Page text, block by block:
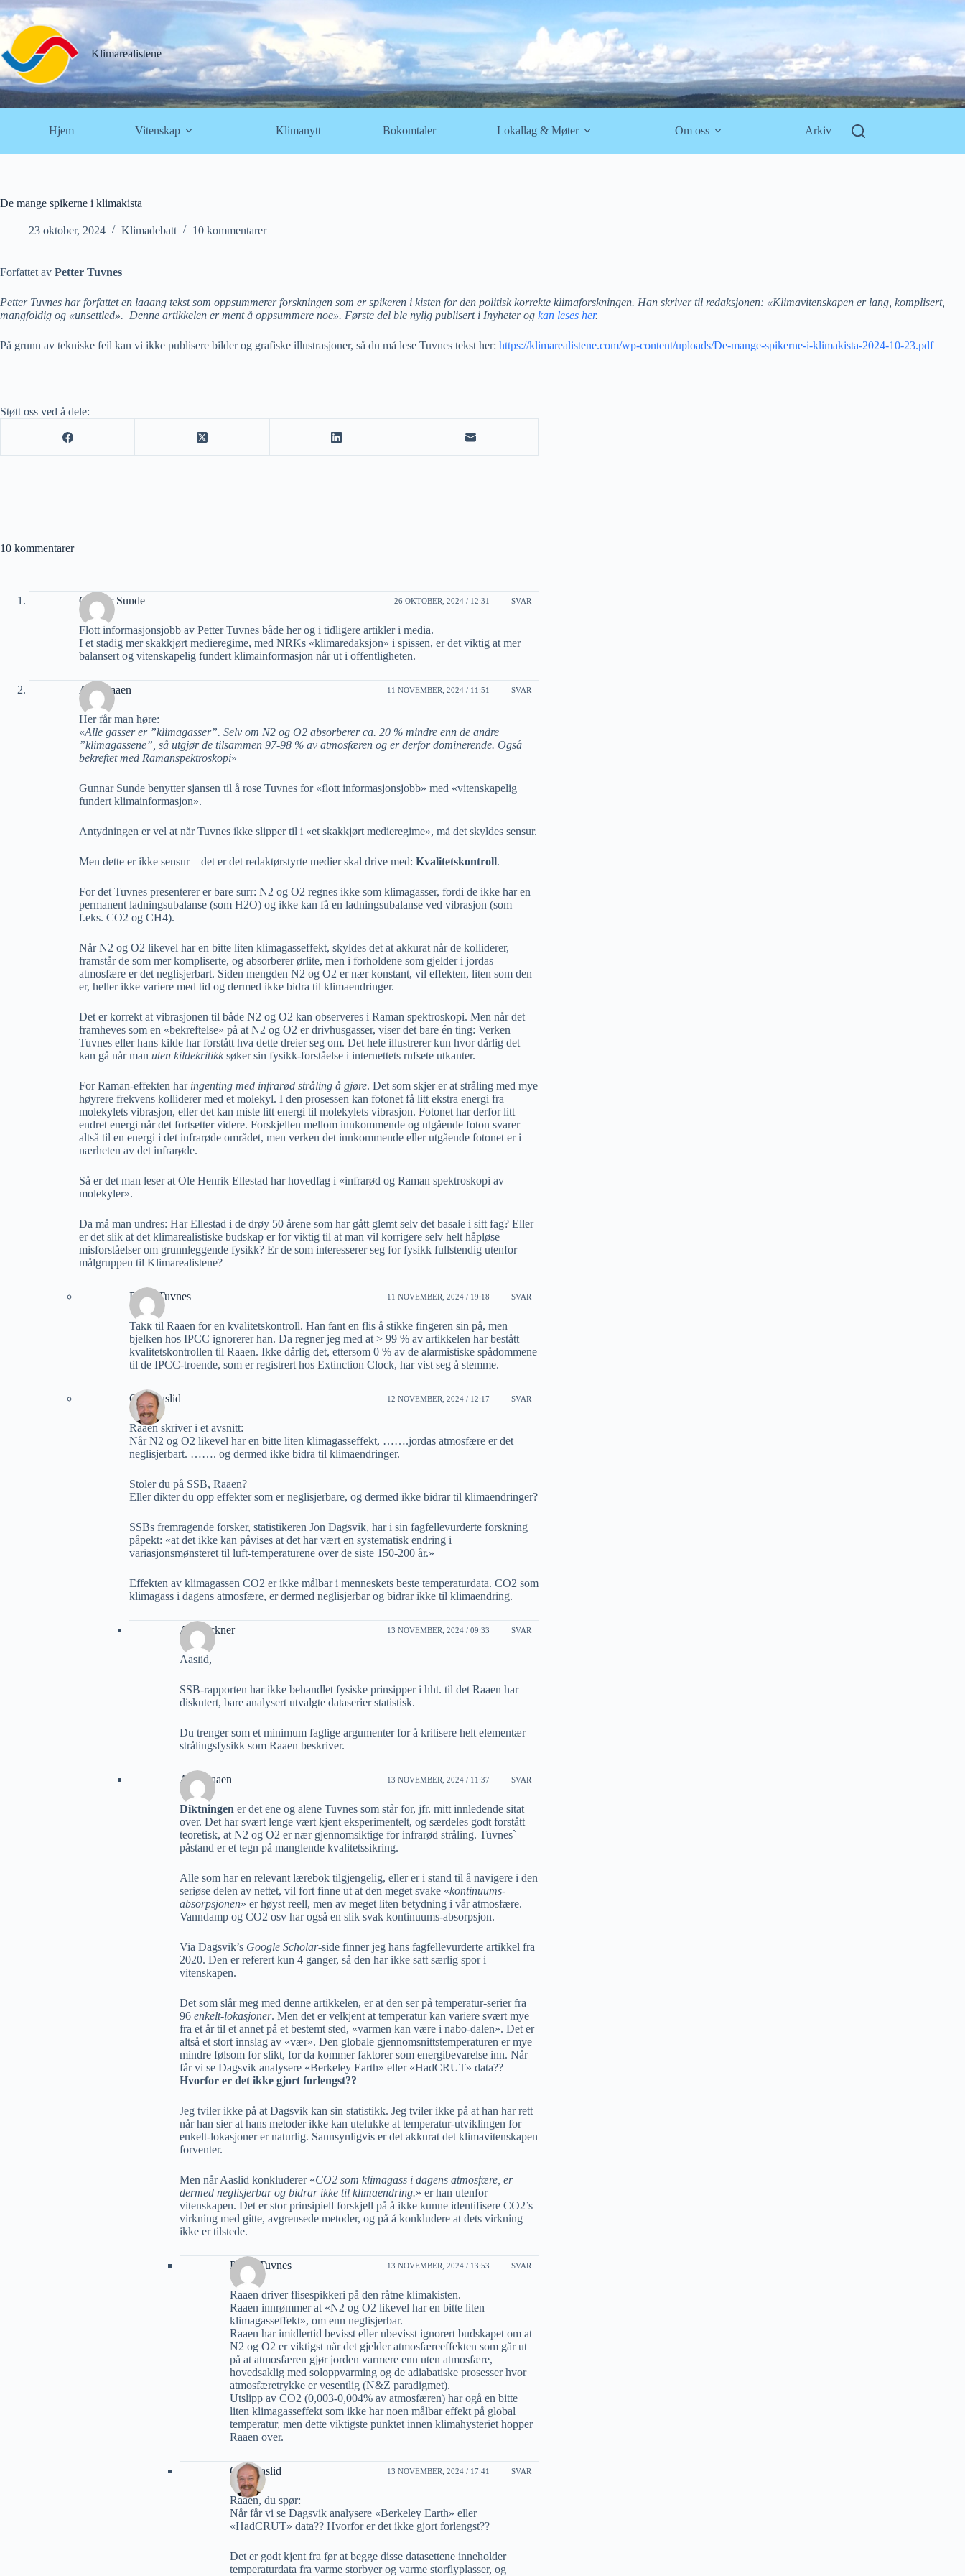
Hopp
til
innholdet
Klimarealistene
Hjem Vitenskap Klimanytt Bokomtaler Lokallag & Møter Om oss Arkiv
De mange spikerne i klimakista
23 oktober, 2024 Klimadebatt 10 kommentarer
Forfattet av Petter Tuvnes
Petter Tuvnes har forfattet en laaang tekst som oppsummerer forskningen som er spikeren i kisten for den politisk korrekte klimaforskningen. Han skriver til redaksjonen: «Klimavitenskapen er lang, komplisert,
mangfoldig og «unsettled». Denne artikkelen er ment å oppsummere noe». Første del ble nylig publisert i Inyheter og kan leses her.
På grunn av tekniske feil kan vi ikke publisere bilder og grafiske illustrasjoner, så du må lese Tuvnes tekst her: https://klimarealistene.com/wp-content/uploads/De-mange-spikerne-i-klimakista-2024-10-23.pdf
Støtt oss ved å dele:
10 kommentarer
Gunnar Sunde 26 OKTOBER, 2024 / 12:31 SVAR
Flott informasjonsjobb av Petter Tuvnes både her og i tidligere artikler i media.
I et stadig mer skakkjørt medieregime, med NRKs «klimaredaksjon» i spissen, er det viktig at mer
balansert og vitenskapelig fundert klimainformasjon når ut i offentligheten.
A M Raaen 11 NOVEMBER, 2024 / 11:51 SVAR
Her får man høre:
«Alle gasser er ”klimagasser”. Selv om N2 og O2 absorberer ca. 20 % mindre enn de andre
”klimagassene”, så utgjør de tilsammen 97-98 % av atmosfæren og er derfor dominerende. Også
bekreftet med Ramanspektroskopi»
Gunnar Sunde benytter sjansen til å rose Tuvnes for «flott informasjonsjobb» med «vitenskapelig
fundert klimainformasjon».
Antydningen er vel at når Tuvnes ikke slipper til i «et skakkjørt medieregime», må det skyldes sensur.
Men dette er ikke sensur—det er det redaktørstyrte medier skal drive med: Kvalitetskontroll.
For det Tuvnes presenterer er bare surr: N2 og O2 regnes ikke som klimagasser, fordi de ikke har en
permanent ladningsubalanse (som H2O) og ikke kan få en ladningsubalanse ved vibrasjon (som
f.eks. CO2 og CH4).
Når N2 og O2 likevel har en bitte liten klimagasseffekt, skyldes det at akkurat når de kolliderer,
framstår de som mer kompliserte, og absorberer ørlite, men i forholdene som gjelder i jordas
atmosfære er det neglisjerbart. Siden mengden N2 og O2 er nær konstant, vil effekten, liten som den
er, heller ikke variere med tid og dermed ikke bidra til klimaendringer.
Det er korrekt at vibrasjonen til både N2 og O2 kan observeres i Raman spektroskopi. Men når det
framheves som en «bekreftelse» på at N2 og O2 er drivhusgasser, viser det bare én ting: Verken
Tuvnes eller hans kilde har forstått hva dette dreier seg om. Det hele illustrerer kun hvor dårlig det
kan gå når man uten kildekritikk søker sin fysikk-forståelse i internettets rufsete utkanter.
For Raman-effekten har ingenting med infrarød stråling å gjøre. Det som skjer er at stråling med mye
høyrere frekvens kolliderer med et molekyl. I den prosessen kan fotonet få litt ekstra energi fra
molekylets vibrasjon, eller det kan miste litt energi til molekylets vibrasjon. Fotonet har derfor litt
endret energi når det fortsetter videre. Forskjellen mellom innkommende og utgående foton svarer
altså til en energi i det infrarøde området, men verken det innkommende eller utgående fotonet er i
nærheten av det infrarøde.
Så er det man leser at Ole Henrik Ellestad har hovedfag i «infrarød og Raman spektroskopi av
molekyler».
Da må man undres: Har Ellestad i de drøy 50 årene som har gått glemt selv det basale i sitt fag? Eller
er det slik at det klimarealistiske budskap er for viktig til at man vil korrigere selv helt håpløse
misforståelser om grunnleggende fysikk? Er de som interesserer seg for fysikk fullstendig utenfor
målgruppen til Klimarealistene?
Petter Tuvnes 11 NOVEMBER, 2024 / 19:18 SVAR
Takk til Raaen for en kvalitetskontroll. Han fant en flis å stikke fingeren sin på, men
bjelken hos IPCC ignorerer han. Da regner jeg med at > 99 % av artikkelen har bestått
kvalitetskontrollen til Raaen. Ikke dårlig det, ettersom 0 % av de alarmistiske spådommene
til de IPCC-troende, som er registrert hos Extinction Clock, har vist seg å stemme.
Geir Aaslid 12 NOVEMBER, 2024 / 12:17 SVAR
Raaen skriver i et avsnitt:
Når N2 og O2 likevel har en bitte liten klimagasseffekt, …….jordas atmosfære er det
neglisjerbart. ……. og dermed ikke bidra til klimaendringer.
Stoler du på SSB, Raaen?
Eller dikter du opp effekter som er neglisjerbare, og dermed ikke bidrar til klimaendringer?
SSBs fremragende forsker, statistikeren Jon Dagsvik, har i sin fagfellevurderte forskning
påpekt: «at det ikke kan påvises at det har vært en systematisk endring i
variasjonsmønsteret til luft-temperaturene over de siste 150-200 år.»
Effekten av klimagassen CO2 er ikke målbar i menneskets beste temperaturdata. CO2 som
klimagass i dagens atmosfære, er dermed neglisjerbar og bidrar ikke til klimaendring.
Alf Lackner 13 NOVEMBER, 2024 / 09:33 SVAR
Aaslid,
SSB-rapporten har ikke behandlet fysiske prinsipper i hht. til det Raaen har
diskutert, bare analysert utvalgte dataserier statistisk.
Du trenger som et minimum faglige argumenter for å kritisere helt elementær
strålingsfysikk som Raaen beskriver.
A M Raaen 13 NOVEMBER, 2024 / 11:37 SVAR
Diktningen er det ene og alene Tuvnes som står for, jfr. mitt innledende sitat
over. Det har svært lenge vært kjent eksperimentelt, og særdeles godt forstått
teoretisk, at N2 og O2 er nær gjennomsiktige for infrarød stråling. Tuvnes`
påstand er et tegn på manglende kvalitetssikring.
Alle som har en relevant lærebok tilgjengelig, eller er i stand til å navigere i den
seriøse delen av nettet, vil fort finne ut at den meget svake «kontinuums-
absorpsjonen» er høyst reell, men av meget liten betydning i vår atmosfære.
Vanndamp og CO2 osv har også en slik svak kontinuums-absorpsjon.
Via Dagsvik’s Google Scholar-side finner jeg hans fagfellevurderte artikkel fra
2020. Den er referert kun 4 ganger, så den har ikke satt særlig spor i
vitenskapen.
Det som slår meg med denne artikkelen, er at den ser på temperatur-serier fra
96 enkelt-lokasjoner. Men det er velkjent at temperatur kan variere svært mye
fra et år til et annet på et bestemt sted, «varmen kan være i nabo-dalen». Det er
altså et stort innslag av «vær». Den globale gjennomsnittstemperaturen er mye
mindre følsom for slikt, for da kommer faktorer som energibevarelse inn. Når
får vi se Dagsvik analysere «Berkeley Earth» eller «HadCRUT» data??
Hvorfor er det ikke gjort forlengst??
Jeg tviler ikke på at Dagsvik kan sin statistikk. Jeg tviler ikke på at han har rett
når han sier at hans metoder ikke kan utelukke at temperatur-utviklingen for
enkelt-lokasjoner er naturlig. Sannsynligvis er det akkurat det klimavitenskapen
forventer.
Men når Aaslid konkluderer «CO2 som klimagass i dagens atmosfære, er
dermed neglisjerbar og bidrar ikke til klimaendring.» er han utenfor
vitenskapen. Det er stor prinsipiell forskjell på å ikke kunne identifisere CO2’s
virkning med gitte, avgrensede metoder, og på å konkludere at dets virkning
ikke er tilstede.
Petter Tuvnes 13 NOVEMBER, 2024 / 13:53 SVAR
Raaen driver flisespikkeri på den råtne klimakisten.
Raaen innrømmer at «N2 og O2 likevel har en bitte liten
klimagasseffekt», om enn neglisjerbar.
Raaen har imidlertid bevisst eller ubevisst ignorert budskapet om at
N2 og O2 er viktigst når det gjelder atmosfæreeffekten som går ut
på at atmosfæren gjør jorden varmere enn uten atmosfære,
hovedsaklig med soloppvarming og de adiabatiske prosesser hvor
atmosfæretrykke er vesentlig (N&Z paradigmet).
Utslipp av CO2 (0,003-0,004% av atmosfæren) har ogå en bitte
liten klimagasseffekt som ikke har noen målbar effekt på global
temperatur, men dette viktigste punktet innen klimahysteriet hopper
Raaen over.
Geir Aaslid 13 NOVEMBER, 2024 / 17:41 SVAR
Raaen, du spør:
Når får vi se Dagsvik analysere «Berkeley Earth» eller
«HadCRUT» data?? Hvorfor er det ikke gjort forlengst??
Det er godt kjent fra før at begge disse datasettene inneholder
temperaturdata fra varme storbyer og varme storflyplasser, og